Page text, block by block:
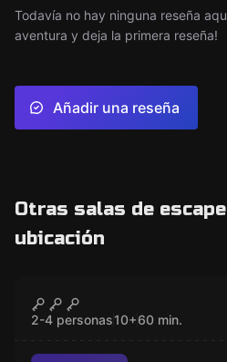
Todavía no hay ninguna reseña
aventura y deja la primera reseña!
Añadir una reseña
Otras salas de
ubicación
Survival VR
2-4 personas10+60 min.